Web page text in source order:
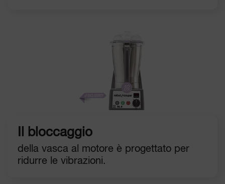
Il bloccaggio
della vasca al motore è progettato per
ridurre le vibrazioni.